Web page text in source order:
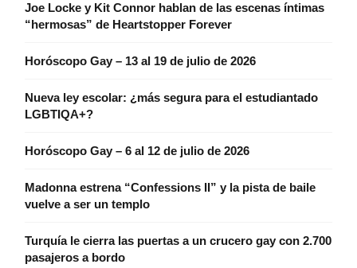
Joe Locke y Kit Connor hablan de las escenas íntimas
“hermosas” de Heartstopper Forever
Horóscopo Gay – 13 al 19 de julio de 2026
Nueva ley escolar: ¿más segura para el estudiantado
LGBTIQA+?
Horóscopo Gay – 6 al 12 de julio de 2026
Madonna estrena “Confessions II” y la pista de baile
vuelve a ser un templo
Turquía le cierra las puertas a un crucero gay con 2.700
pasajeros a bordo